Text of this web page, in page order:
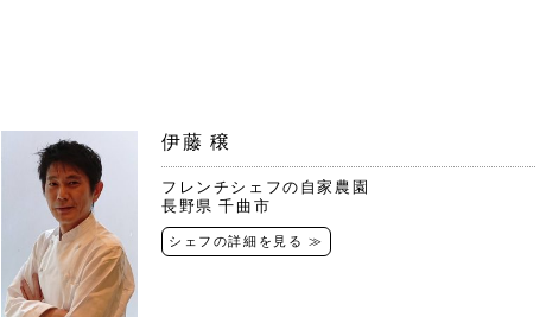
伊藤 穣
フレンチシェフの自家農園
長野県 千曲市
シェフの詳細を見る ≫